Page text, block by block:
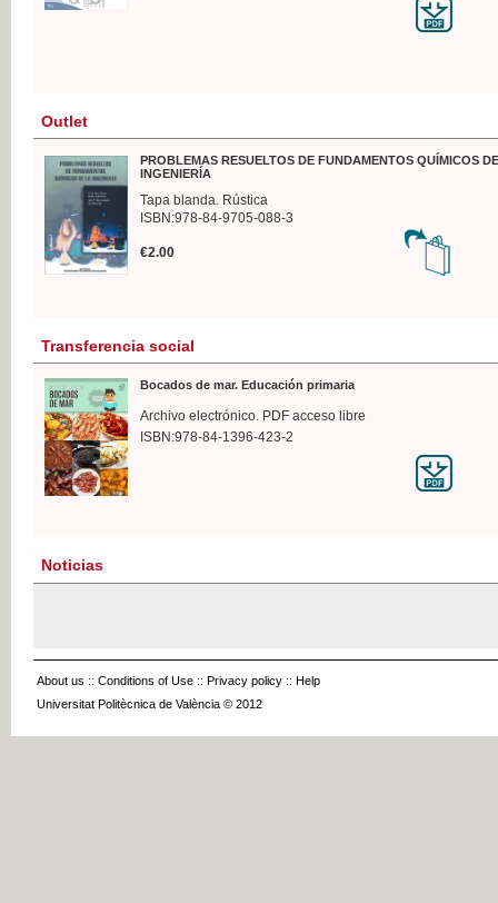
Outlet
PROBLEMAS RESUELTOS DE FUNDAMENTOS QUÍMICOS
INGENIERÍA
Tapa blanda. Rústica
ISBN:978-84-9705-088-3
€2.00
Transferencia social
Bocados de mar. Educación primaria
Archivo electrónico. PDF acceso libre
ISBN:978-84-1396-423-2
Noticias
About us :: Conditions of Use :: Privacy policy :: Help
Universitat Politècnica de València © 2012